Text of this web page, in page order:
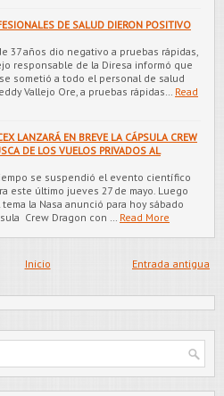
DE SALUD DIERON POSITIVO
37 años dio negativo a pruebas rápidas,
responsable de la Diresa informó que
sometió a todo el personal de salud
Vallejo Ore, a pruebas rápidas…
Read
LANZARÁ EN BREVE LA CÁPSULA CREW
DE LOS VUELOS PRIVADOS AL
se suspendió el evento científico
este último jueves 27 de mayo. Luego
la Nasa anunció para hoy sábado
Crew Dragon con …
Read More
Entrada antigua
Inicio